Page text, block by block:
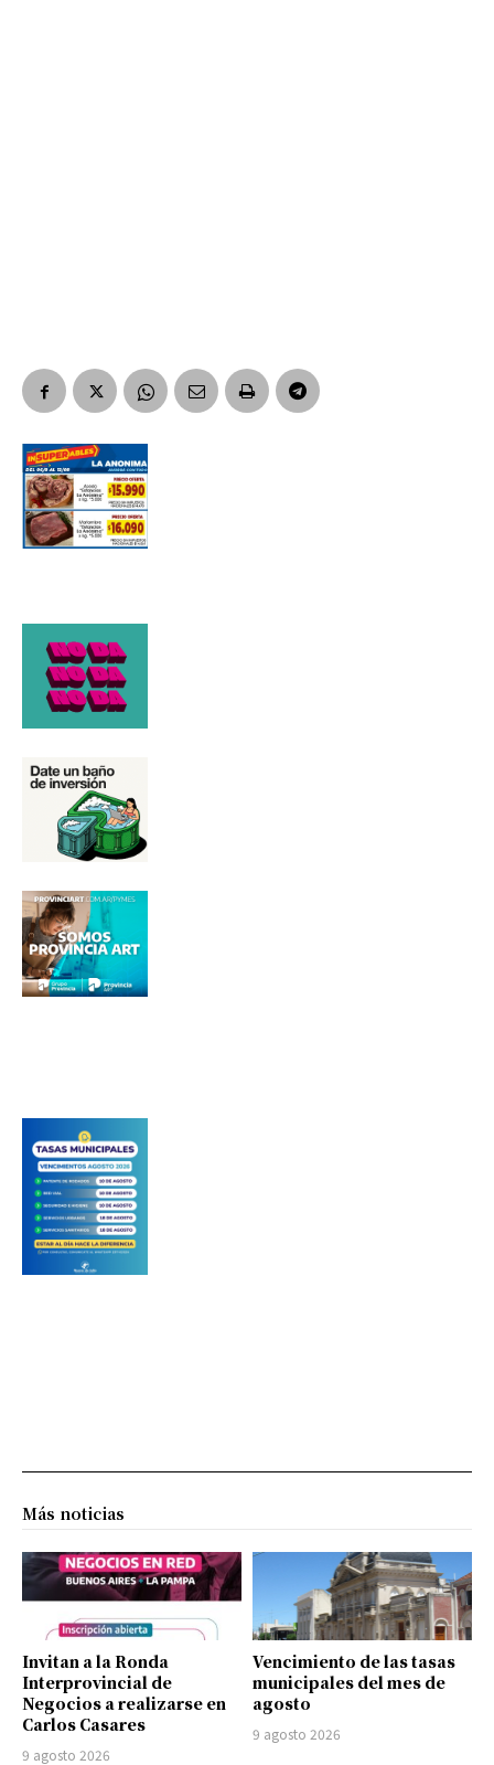
Nombre
Apellidos
Número de teléfono
Más noticias
Invitan a la Ronda
Interprovincial de
Negocios a realizarse en
Carlos Casares
9 agosto 2026
Vencimiento de las tasas
municipales del mes de
agosto
9 agosto 2026